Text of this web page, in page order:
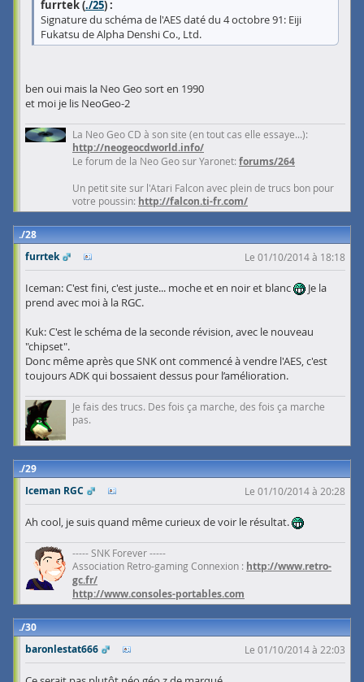
furrtek (./25) :
Signature du schéma de l'AES daté du 4 octobre 91: Eiji
Fukatsu de Alpha Denshi Co., Ltd.
ben oui mais la Neo Geo sort en 1990
et moi je lis NeoGeo-2
La Neo Geo CD à son site (en tout cas elle essaye...):
http://neogeocdworld.info/
Le forum de la Neo Geo sur Yaronet: forums/264
Un petit site sur l'Atari Falcon avec plein de trucs bon pour
votre poussin: http://falcon.ti-fr.com/
28
furrtek
Le 01/10/2014 à 18:18
Iceman: C'est fini, c'est juste... moche et en noir et blanc
Je la
prend avec moi à la RGC.
Kuk: C'est le schéma de la seconde révision, avec le nouveau
"chipset".
Donc même après que SNK ont commencé à vendre l'AES, c'est
toujours ADK qui bossaient dessus pour l’amélioration.
Je fais des trucs. Des fois ça marche, des fois ça marche
pas.
29
Iceman RGC
Le 01/10/2014 à 20:28
Ah cool, je suis quand même curieux de voir le résultat.
----- SNK Forever -----
Association Retro-gaming Connexion : http://www.retro-
gc.fr/
http://www.consoles-portables.com
30
baronlestat666
Le 01/10/2014 à 22:03